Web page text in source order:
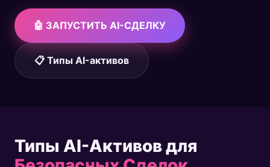
🤖 ЗАПУСТИТЬ AI-СДЕЛКУ
📋 Типы AI-активов
Типы AI-Активов для